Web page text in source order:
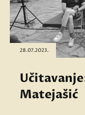
28.07.2023.
Matejašić